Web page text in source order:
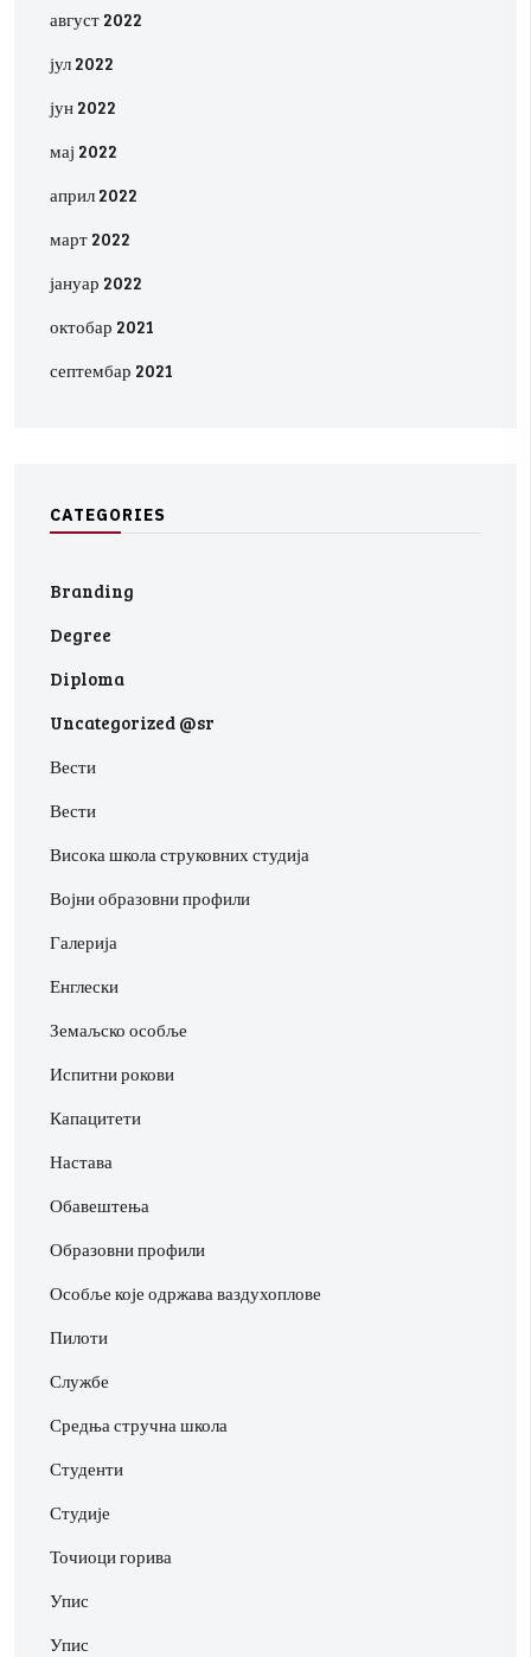
август 2022
јул 2022
јун 2022
мај 2022
април 2022
март 2022
јануар 2022
октобар 2021
септембар 2021
CATEGORIES
Branding
Degree
Diploma
Uncategorized @sr
Вести
Вести
Висока школа струковних студија
Војни образовни профили
Галерија
Енглески
Земаљско особље
Испитни рокови
Капацитети
Настава
Обавештења
Образовни профили
Особље које одржава ваздухоплове
Пилоти
Службе
Средња стручна школа
Студенти
Студије
Точиоци горива
Упис
Упис